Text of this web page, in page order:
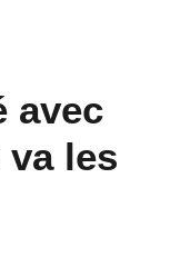
avec
les